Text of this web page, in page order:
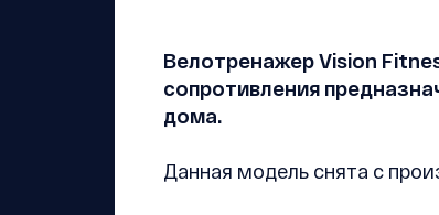
Велотренажер Vision
сопротивления
дома.
Данная модель снята с